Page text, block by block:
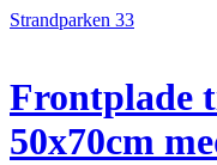
Strandparken 33
Frontplade
50x70cm